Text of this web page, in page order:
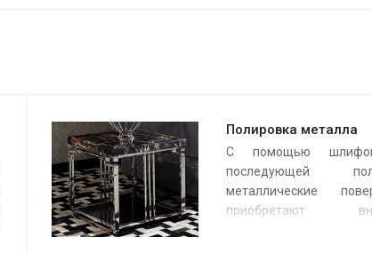
Полировка металла
С помощью
последующей
металлические
приобретают